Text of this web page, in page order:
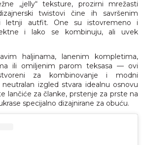
„jelly“ teksture, prozirni mrežasti
twistovi čine ih savršenim
letnji autfit. One su istovremeno i
i lako se kombinuju, ali uvek
haljinama, lanenim kompletima,
ili omiljenim parom teksasa — ovi
za kombinovanje i modni
izgled stvara idealnu osnovu
lančiće za članke, prstenje za prste na
specijalno dizajnirane za obuću.